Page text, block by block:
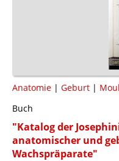
Anatomie | Geburt |
Buch
"Katalog der
anatomischer und
Wachspräparate"